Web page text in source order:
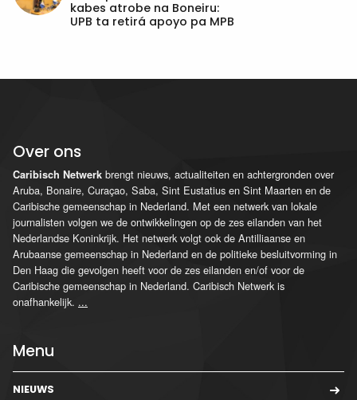
kabes atrobe na Boneiru:
UPB ta retirá apoyo pa MPB
Over ons
Caribisch Netwerk brengt nieuws, actualiteiten en achtergronden over
Aruba, Bonaire, Curaçao, Saba, Sint Eustatius en Sint Maarten en de
Caribische gemeenschap in Nederland. Met een netwerk van lokale
journalisten volgen we de ontwikkelingen op de zes eilanden van het
Nederlandse Koninkrijk. Het netwerk volgt ook de Antilliaanse en
Arubaanse gemeenschap in Nederland en de politieke besluitvorming in
Den Haag die gevolgen heeft voor de zes eilanden en/of voor de
Caribische gemeenschap in Nederland. Caribisch Netwerk is
onafhankelijk. ...
Menu
NIEUWS